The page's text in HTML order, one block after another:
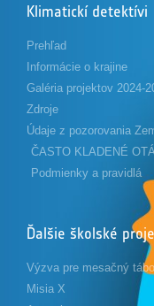
Klimatickí detektívi
Prehľad
Informácie o krajine
Galéria projektov 2024-
Zdroje
Údaje z pozorovania
ČASTO KLADENÉ
Podmienky a pravidlá
Ďalšie školské
Výzva pre mesačný
Misia X